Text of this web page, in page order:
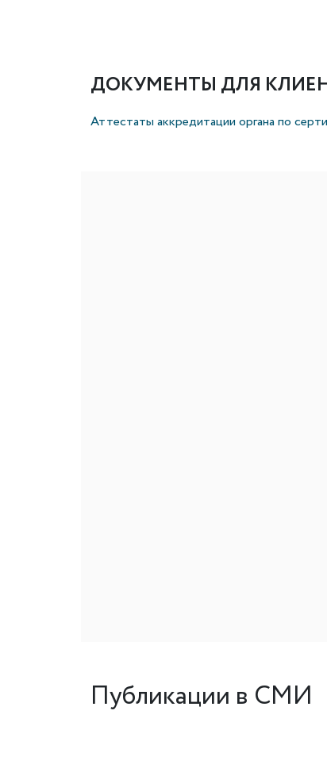
ДОКУМЕНТЫ ДЛЯ
Аттестаты аккредитации органа по
Публикации в СМИ